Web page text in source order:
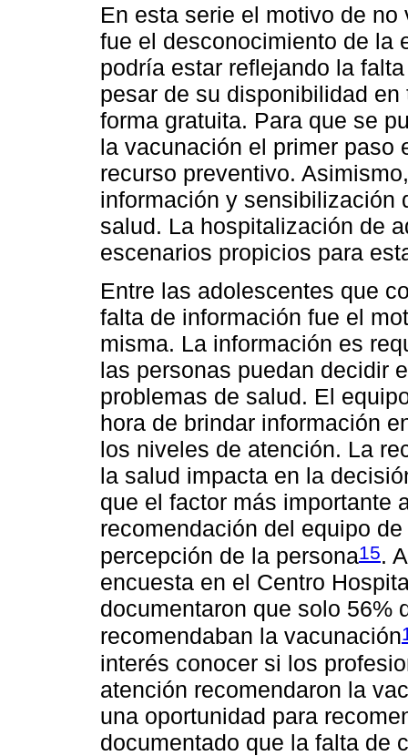
En esta serie el motivo de
fue el desconocimiento de la
podría estar reflejando la
pesar de su disponibilidad
forma gratuita. Para que se
la vacunación el primer paso
recurso preventivo.
información y sensibilización
salud. La hospitalización de
escenarios propicios para
Entre las adolescentes que
falta de información fue el
misma. La información es
las personas puedan decidir
problemas de salud. El
hora de brindar información
los niveles de atención. La
la salud impacta en la
que el factor más importante
recomendación del equipo
percepción de la persona15.
encuesta en el Centro
documentaron que solo 56%
recomendaban la vacunación
interés conocer si los
atención recomendaron la
una oportunidad para
documentado que la falta de